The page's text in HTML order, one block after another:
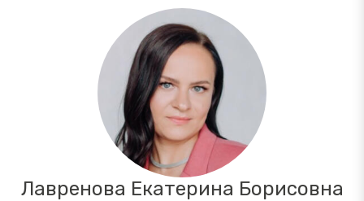
Лавренова Екатерина Борисовна